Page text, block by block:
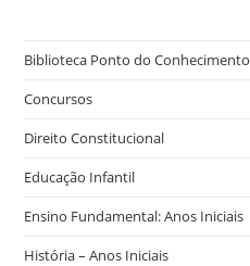
Biblioteca Ponto do Conhecimento
Concursos
Direito Constitucional
Educação Infantil
Ensino Fundamental: Anos Iniciais
História – Anos Iniciais